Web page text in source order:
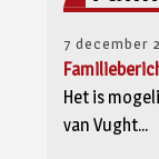
7 december
Het is
van Vught...